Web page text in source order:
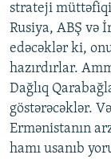
strateji
Rusiya, ABŞ və
edəcəklər ki,
hazırdırlar.
Dağlıq
göstərəcəklər.
Ermənistanın
hamı usanıb